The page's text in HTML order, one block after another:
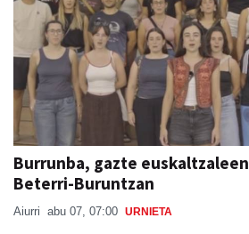
Burrunba, gazte
Beterri-Buruntzan
Aiurri abu 07, 07:00 URNIETA